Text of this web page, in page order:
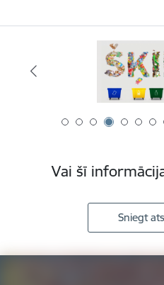
Vai šī
Sniegt